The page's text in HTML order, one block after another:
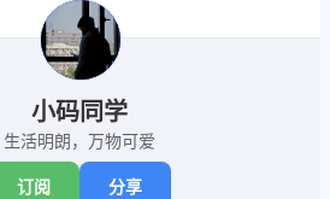
小码同学
生活明朗，万物可爱
订阅 分享